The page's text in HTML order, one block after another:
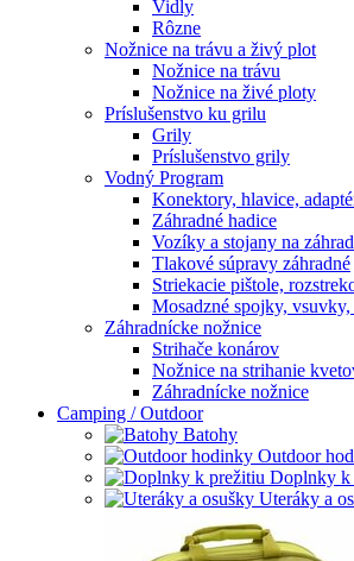
Vidly
Rôzne
Nožnice na trávu a živý plot
Nožnice na trávu
Nožnice na živé ploty
Príslušenstvo ku grilu
Grily
Príslušenstvo grily
Vodný Program
Konektory, hlavice,
Záhradné hadice
Vozíky a stojany na
Tlakové súpravy záhradné
Striekacie pištole,
Mosadzné spojky,
Záhradnícke nožnice
Strihače konárov
Nožnice na strihanie
Záhradnícke nožnice
Camping / Outdoor
Batohy
Outdoor
Doplnky k
Uteráky a